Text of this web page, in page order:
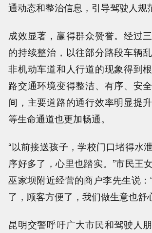
通动态和整治信息，引导驾驶人规
成效显著，赢得群众赞誉。经过
的持续整治，以往部分路段车辆
非机动车道和人行道的现象得到
路交通环境变得整洁、有序、安
间，主要道路的通行效率明显提
等生命通道也更加畅通。
“以前接送孩子，学校门口堵得水
序好多了，心里也踏实。”市民王
巫家坝附近经营的商户李先生说
了，顾客方便了，我们做生意也舒
昆明交警呼吁广大市民和驾驶人